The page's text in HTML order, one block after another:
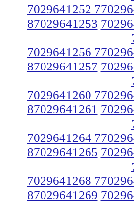
7029641252
87029641253
7029641256
87029641257
7029641260
87029641261
7029641264
87029641265
7029641268
87029641269